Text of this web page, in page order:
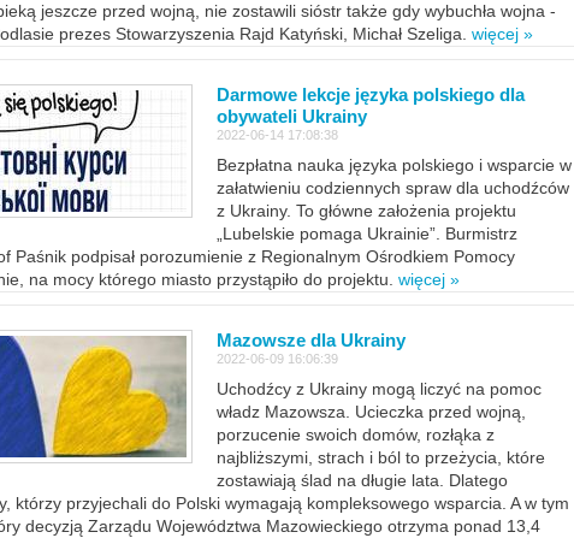
jeszcze przed wojną, nie zostawili sióstr także gdy wybuchła wojna -
prezes Stowarzyszenia Rajd Katyński, Michał Szeliga. więcej »
Darmowe lekcje języka polskiego dla
obywateli Ukrainy
2022-06-14 17:08:38
Bezpłatna nauka języka polskiego i wsparcie w
załatwieniu codziennych spraw dla uchodźców
z Ukrainy. To główne założenia projektu
„Lubelskie pomaga Ukrainie”. Burmistrz
Paśnik podpisał porozumienie z Regionalnym Ośrodkiem Pomocy
na mocy którego miasto przystąpiło do projektu. więcej »
Mazowsze dla Ukrainy
2022-06-09 16:06:39
Uchodźcy z Ukrainy mogą liczyć na pomoc
władz Mazowsza. Ucieczka przed wojną,
porzucenie swoich domów, rozłąka z
najbliższymi, strach i ból to przeżycia, które
zostawiają ślad na długie lata. Dlatego
którzy przyjechali do Polski wymagają kompleksowego wsparcia. A w tym
decyzją Zarządu Województwa Mazowieckiego otrzyma ponad 13,4